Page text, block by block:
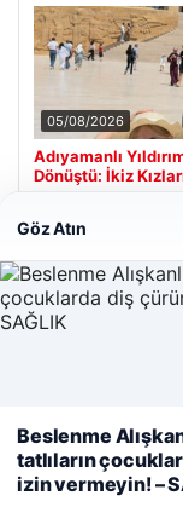
05/08/2026
Adıyamanlı
Dönüştü: İkiz
Son Eklenen
Hastaş Beton
deneyiminizi
kullanıyoruz.Çerez
Göz Atın
Beslenme
tatlıların
izin vermeyin! –